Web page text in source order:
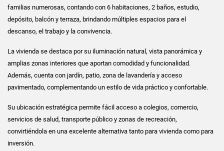
familias numerosas, contando con 6 habitaciones, 2 baños, estudio,
depósito, balcón y terraza, brindando múltiples espacios para el
descanso, el trabajo y la convivencia.
La vivienda se destaca por su iluminación natural, vista panorámica y
amplias zonas interiores que aportan comodidad y funcionalidad.
Además, cuenta con jardín, patio, zona de lavandería y acceso
pavimentado, complementando un estilo de vida práctico y confortable.
Su ubicación estratégica permite fácil acceso a colegios, comercio,
servicios de salud, transporte público y zonas de recreación,
convirtiéndola en una excelente alternativa tanto para vivienda como para
inversión.